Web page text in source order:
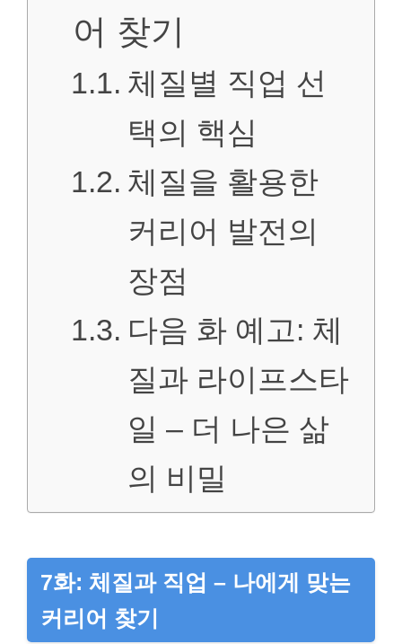
어 찾기
체질별 직업 선
택의 핵심
체질을 활용한
커리어 발전의
장점
다음 화 예고: 체
질과 라이프스타
일 – 더 나은 삶
의 비밀
7화: 체질과 직업 – 나에게 맞는
커리어 찾기